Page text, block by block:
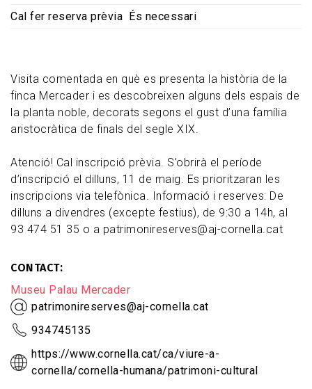
Visita comentada en què es presenta la història de la
finca Mercader i es descobreixen alguns dels espais de
la planta noble, decorats segons el gust d’una família
aristocràtica de finals del segle XIX.
Atenció! Cal inscripció prèvia. S’obrirà el període
d’inscripció el dilluns, 11 de maig. Es prioritzaran les
inscripcions via telefònica. Informació i reserves: De
dilluns a divendres (excepte festius), de 9:30 a 14h, al
93 474 51 35 o a patrimonireserves@aj-cornella.cat
CONTACT
Museu Palau Mercader
patrimonireserves@aj-cornella.cat
934745135
https://www.cornella.cat/ca/viure-a-
cornella/cornella-humana/patrimoni-cultural
Cal fer reserva prèvia
És necessari